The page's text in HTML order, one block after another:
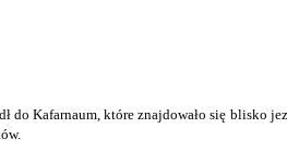
do Kafarnaum, które znajdowało się blisko